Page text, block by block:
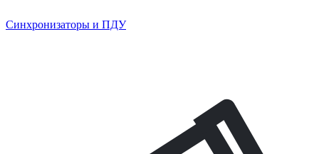
Синхронизаторы и ПДУ